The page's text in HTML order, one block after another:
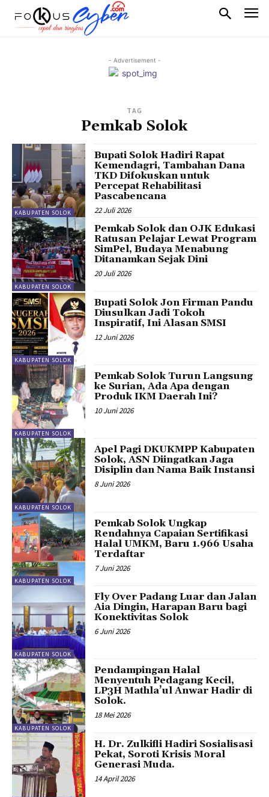
- Advertisement -
TAG
Pemkab Solok
KABUPATEN SOLOK
Bupati Solok Hadiri Rapat
Kemendagri, Tambahan Dana
TKD Difokuskan untuk
Percepat Rehabilitasi
Pascabencana
22 Juli 2026
KABUPATEN SOLOK
Pemkab Solok dan OJK Edukasi
Ratusan Pelajar Lewat Program
SimPel, Budaya Menabung
Ditanamkan Sejak Dini
20 Juli 2026
KABUPATEN SOLOK
Bupati Solok Jon Firman Pandu
Diusulkan Jadi Tokoh
Inspiratif, Ini Alasan SMSI
12 Juni 2026
KABUPATEN SOLOK
Pemkab Solok Turun Langsung
ke Surian, Ada Apa dengan
Produk IKM Daerah Ini?
10 Juni 2026
KABUPATEN SOLOK
Apel Pagi DKUKMPP Kabupaten
Solok, ASN Diingatkan Jaga
Disiplin dan Nama Baik Instansi
8 Juni 2026
KABUPATEN SOLOK
Pemkab Solok Ungkap
Rendahnya Capaian Sertifikasi
Halal UMKM, Baru 1.966 Usaha
Terdaftar
7 Juni 2026
KABUPATEN SOLOK
Fly Over Padang Luar dan Jalan
Aia Dingin, Harapan Baru bagi
Konektivitas Solok
6 Juni 2026
KABUPATEN SOLOK
Pendampingan Halal
Menyentuh Pedagang Kecil,
LP3H Mathla’ul Anwar Hadir di
Solok.
18 Mei 2026
H. Dr. Zulkifli Hadiri Sosialisasi
Pekat, Soroti Krisis Moral
Generasi Muda.
14 April 2026